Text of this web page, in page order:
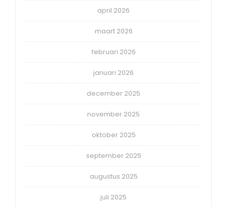
april 2026
maart 2026
februari 2026
januari 2026
december 2025
november 2025
oktober 2025
september 2025
augustus 2025
juli 2025